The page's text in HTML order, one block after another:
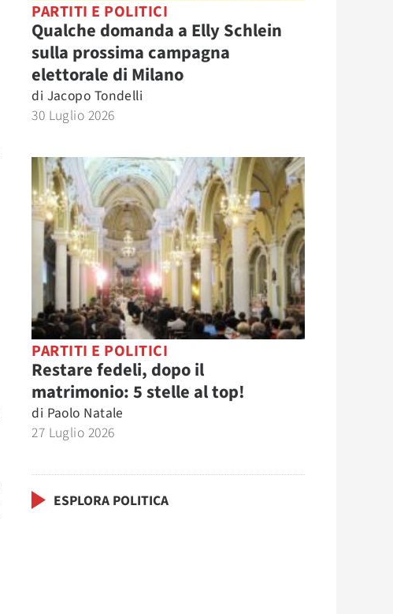
PARTITI E POLITICI
Qualche domanda a Elly Schlein
sulla prossima campagna
elettorale di Milano
di Jacopo Tondelli
30 Luglio 2026
PARTITI E POLITICI
Restare fedeli, dopo il
matrimonio: 5 stelle al top!
di Paolo Natale
27 Luglio 2026
ESPLORA POLITICA